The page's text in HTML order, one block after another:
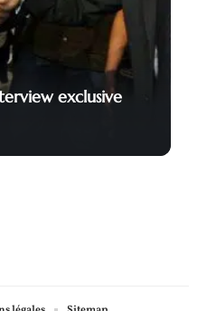
exclusive